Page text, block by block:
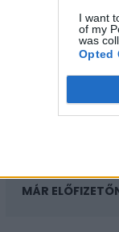
I want
of my
was
Opted
Az előfizetés a
Portfolio.hu
MÁR